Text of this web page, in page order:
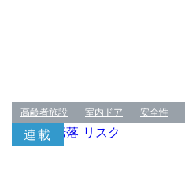
高齢者施設 室内ドア 安全性
連載